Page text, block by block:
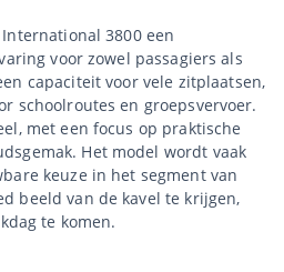
3800 een
voor zowel passagiers als
capaciteit voor vele zitplaatsen,
schoolroutes en groepsvervoer.
met een focus op praktische
Het model wordt vaak
keuze in het segment van
beeld van de kavel te krijgen,
te komen.